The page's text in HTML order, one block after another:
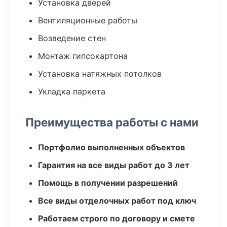
Установка дверей
Вентиляционные работы
Возведение стен
Монтаж гипсокартона
Установка натяжных потолков
Укладка паркета
Преимущества работы с нами
Портфолио выполненных объектов
Гарантия на все виды работ до 3 лет
Помощь в получении разрешений
Все виды отделочных работ под ключ
Работаем строго по договору и смете